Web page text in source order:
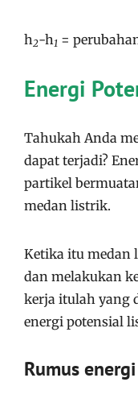
h 2-h 1 =
Energi
Tahukah Anda
dapat terjadi?
partikel
medan listrik.
Ketika itu medan
dan melakukan
kerja itulah yang
energi potensial
Rumus